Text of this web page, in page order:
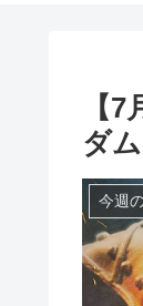
【
ダ
今週